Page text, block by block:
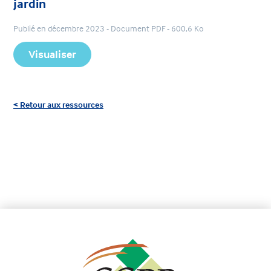
jardin
Publié en décembre 2023 - Document PDF - 600,6 Ko
Visualiser
< Retour aux ressources